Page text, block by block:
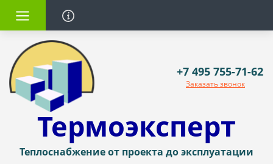
Термоэксперт
Теплоснабжение от проекта до эксплуатации
+7 495 755-71-62
Заказать звонок